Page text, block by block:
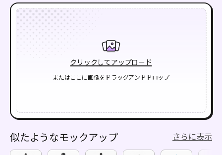
クリックしてアップロード
またはここに画像をドラッグアンドドロップ
似たようなモックアップ さらに表示